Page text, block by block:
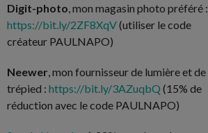
Digit-photo , mon magasin photo préféré :
https://bit.ly/2ZF8XqV(utiliser le code
créateur PAULNAPO)
Neewer , mon fournisseur de lumière et de
trépied : https://bit.ly/3AZuqbQ (15% de
réduction avec le code PAULNAPO)